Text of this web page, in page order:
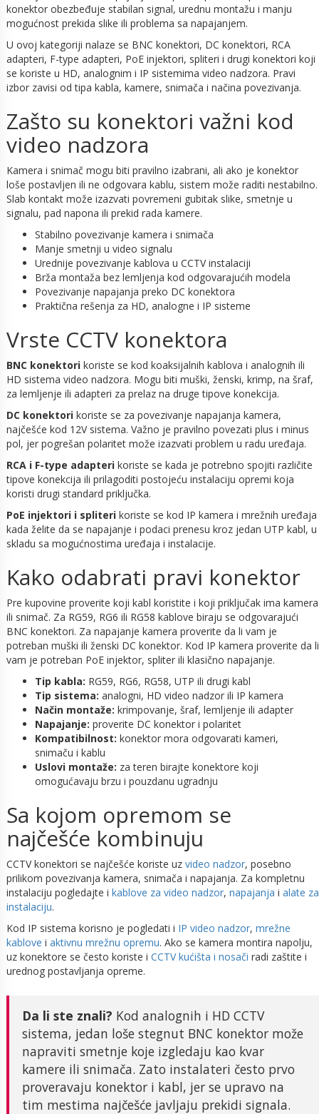
konektor obezbeđuje stabilan signal, urednu montažu i manju
mogućnost prekida slike ili problema sa napajanjem.
U ovoj kategoriji nalaze se BNC konektori, DC konektori, RCA
adapteri, F-type adapteri, PoE injektori, spliteri i drugi konektori koji
se koriste u HD, analognim i IP sistemima video nadzora. Pravi
izbor zavisi od tipa kabla, kamere, snimača i načina povezivanja.
Zašto su konektori važni kod
video nadzora
Kamera i snimač mogu biti pravilno izabrani, ali ako je konektor
loše postavljen ili ne odgovara kablu, sistem može raditi nestabilno.
Slab kontakt može izazvati povremeni gubitak slike, smetnje u
signalu, pad napona ili prekid rada kamere.
Stabilno povezivanje kamera i snimača
Manje smetnji u video signalu
Urednije povezivanje kablova u CCTV instalaciji
Brža montaža bez lemljenja kod odgovarajućih modela
Povezivanje napajanja preko DC konektora
Praktična rešenja za HD, analogne i IP sisteme
Vrste CCTV konektora
BNC konektori koriste se kod koaksijalnih kablova i analognih ili
HD sistema video nadzora. Mogu biti muški, ženski, krimp, na šraf,
za lemljenje ili adapteri za prelaz na druge tipove konekcija.
DC konektori koriste se za povezivanje napajanja kamera,
najčešće kod 12V sistema. Važno je pravilno povezati plus i minus
pol, jer pogrešan polaritet može izazvati problem u radu uređaja.
RCA i F-type adapteri koriste se kada je potrebno spojiti različite
tipove konekcija ili prilagoditi postojeću instalaciju opremi koja
koristi drugi standard priključka.
PoE injektori i spliteri koriste se kod IP kamera i mrežnih uređaja
kada želite da se napajanje i podaci prenesu kroz jedan UTP kabl, u
skladu sa mogućnostima uređaja i instalacije.
Kako odabrati pravi konektor
Pre kupovine proverite koji kabl koristite i koji priključak ima kamera
ili snimač. Za RG59, RG6 ili RG58 kablove biraju se odgovarajući
BNC konektori. Za napajanje kamera proverite da li vam je
potreban muški ili ženski DC konektor. Kod IP kamera proverite da li
vam je potreban PoE injektor, spliter ili klasično napajanje.
Tip kabla: RG59, RG6, RG58, UTP ili drugi kabl
Tip sistema: analogni, HD video nadzor ili IP kamera
Način montaže: krimpovanje, šraf, lemljenje ili adapter
Napajanje: proverite DC konektor i polaritet
Kompatibilnost: konektor mora odgovarati kameri,
snimaču i kablu
Uslovi montaže: za teren birajte konektore koji
omogućavaju brzu i pouzdanu ugradnju
Sa kojom opremom se
najčešće kombinuju
CCTV konektori se najčešće koriste uz video nadzor, posebno
prilikom povezivanja kamera, snimača i napajanja. Za kompletnu
instalaciju pogledajte i kablove za video nadzor, napajanja i alate za
instalaciju.
Kod IP sistema korisno je pogledati i IP video nadzor, mrežne
kablove i aktivnu mrežnu opremu. Ako se kamera montira napolju,
uz konektore se često koriste i CCTV kućišta i nosači radi zaštite i
urednog postavljanja opreme.
Da li ste znali? Kod analognih i HD CCTV
sistema, jedan loše stegnut BNC konektor može
napraviti smetnje koje izgledaju kao kvar
kamere ili snimača. Zato instalateri često prvo
proveravaju konektor i kabl, jer se upravo na
tim mestima najčešće javljaju prekidi signala.